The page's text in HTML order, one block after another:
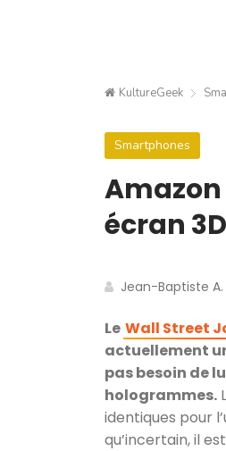
KultureGeek
Smartphones
écran 3D
Jean-Baptiste A.
Le Wall Street
actuellement
pas besoin de
hologrammes.
identiques pour
qu’incertain, il